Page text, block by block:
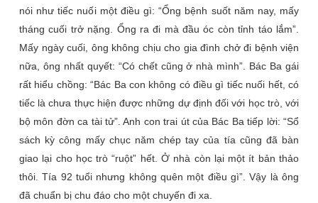
nói như tiếc nuối một điều gì: “Ổng bệnh suốt năm nay, mấy
tháng cuối trở nặng. Ổng ra đi mà đầu óc còn tỉnh táo lắm”.
Mấy ngày cuối, ông không chịu cho gia đình chở đi bệnh viện
nữa, ông nhất quyết: “Có chết cũng ở nhà mình”. Bác Ba gái
rất hiểu chồng: “Bác Ba con không có điều gì tiếc nuối hết, có
tiếc là chưa thực hiện được những dự định đối với học trò, với
bộ môn đờn ca tài tử”. Anh con trai út của Bác Ba tiếp lời: “Sổ
sách kỳ công mấy chục năm chép tay của tía cũng đã bàn
giao lại cho học trò “ruột” hết. Ở nhà còn lại một ít bản thảo
thôi. Tía 92 tuổi nhưng không quên một điều gì”. Vậy là ông
đã chuẩn bị chu đáo cho một chuyến đi xa.